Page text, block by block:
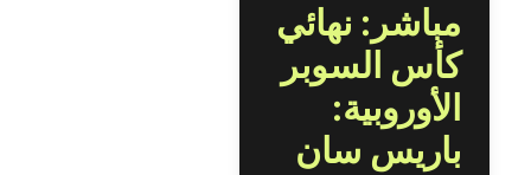
مباشر: نهائي
كأس السوبر
الأوروبية:
باريس سان